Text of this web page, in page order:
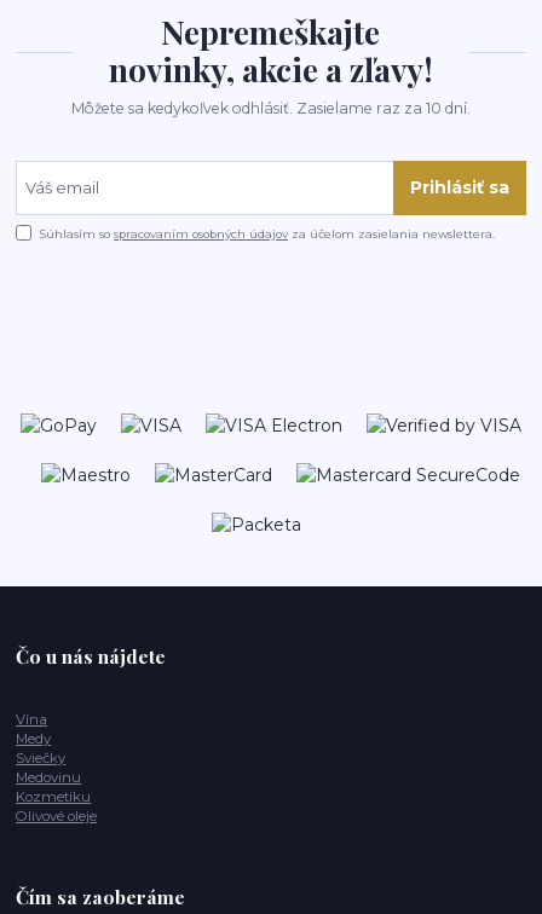
Nepremeškajte
novinky, akcie a zľavy!
Môžete sa kedykoľvek odhlásiť. Zasielame raz za 10 dní.
Prihlásiť sa
Súhlasím sospracovaním osobných údajov za účelom zasielania newslettera.
Čo u nás nájdete
Vína
Medy
Sviečky
Medovinu
Kozmetiku
Olivové oleje
Čím sa zaoberáme